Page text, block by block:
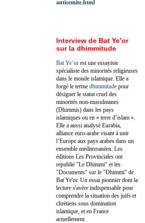
antisemite.html
Interview de Bat Ye’or
sur la dhimmitude
Bat Ye’or est une essayiste
spécialiste des minorités religieuses
dans le monde islamique. Elle a
forgé le terme dhimmitude pour
désigner le statut cruel des
minorités non-musulmanes
(Dhimmis) dans les pays
islamiques ou en « terre d’islam ».
Elle a aussi analysé Eurabia,
alliance euro-arabe visant à unir
l’Europe aux pays arabes dans un
ensemble méditerranéen. Les
éditions Les Provinciales ont
republié "Le Dhimmi" et les
"Documents" sur le "Dhimmi" de
Bat Ye'or. Un essai pionnier dont la
lecture s'avère indispensable pour
comprendre la situation des juifs et
chrétiens sous domination
islamique, et en France
actuellement.